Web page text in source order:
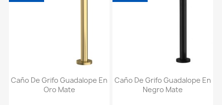
Caño De Grifo Guadalope En
Oro Mate
Caño De Grifo Guadalope En
Negro Mate